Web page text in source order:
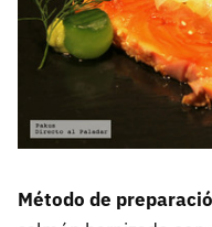
Método de